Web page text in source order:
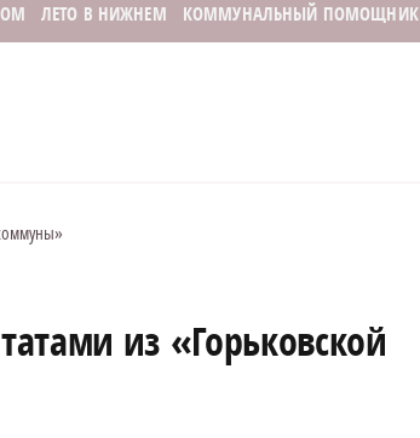
ЛЕТО В НИЖНЕМ КОММУНАЛЬНЫЙ ПОМОЩНИК
из «Горьковской